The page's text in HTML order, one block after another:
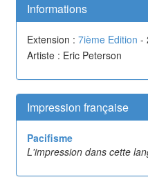
Informations
Extension : 7ième Edition -
Artiste : Eric Peterson
Impression française
Pacifisme
L'impression dans cette